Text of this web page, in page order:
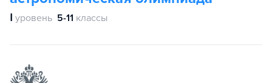
Ⅰ уровень 5-11 классы